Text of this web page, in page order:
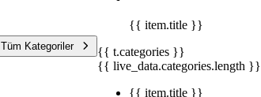
Tüm Kategoriler
{{ item.title }}
{{ t.categories }}
{{ live_data.categories.length }}
{{ item.title }}